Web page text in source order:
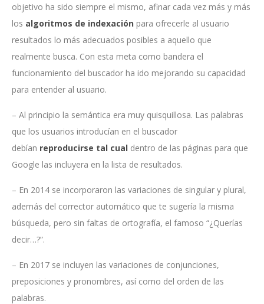
objetivo ha sido siempre el mismo, afinar cada vez más y más
los algoritmos de indexación para ofrecerle al usuario
resultados lo más adecuados posibles a aquello que
realmente busca. Con esta meta como bandera el
funcionamiento del buscador ha ido mejorando su capacidad
para entender al usuario.
– Al principio la semántica era muy quisquillosa. Las palabras
que los usuarios introducían en el buscador
debían reproducirse tal cual dentro de las páginas para que
Google las incluyera en la lista de resultados.
– En 2014 se incorporaron las variaciones de singular y plural,
además del corrector automático que te sugería la misma
búsqueda, pero sin faltas de ortografía, el famoso “¿Querías
decir…?”.
– En 2017 se incluyen las variaciones de conjunciones,
preposiciones y pronombres, así como del orden de las
palabras.